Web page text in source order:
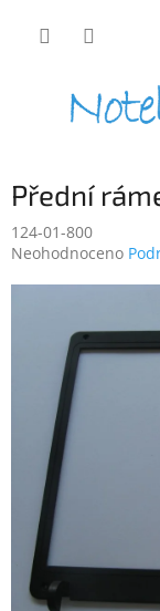
Přední
124-01-800
Průměrné
hvězdiček.
Neohodnoceno